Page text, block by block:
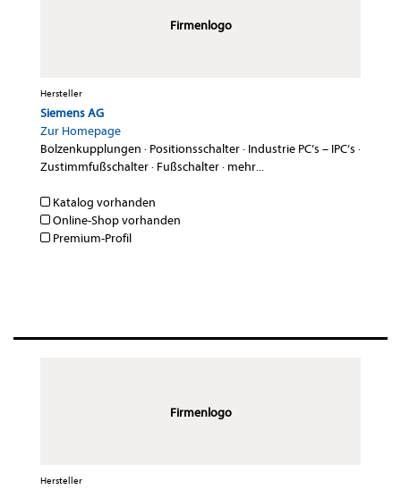
Firmenlogo
Hersteller
Siemens AG
Zur Homepage
Bolzenkupplungen · Positionsschalter· Industrie PC’s – IPC’s ·
Zustimmfußschalter· Fußschalter· mehr...
Katalog vorhanden
Online-Shop vorhanden
Premium-Profil
Firmenlogo
Hersteller